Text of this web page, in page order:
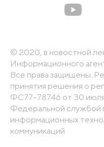
© 2020, в новостной
Информационного
Все права защищены.
принятия решения о
ФС77-78746 от 30 июля
Федеральной службой
информационных
коммуникаций